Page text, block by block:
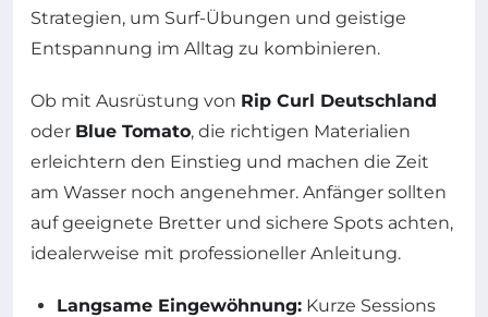
Strategien, um Surf-Übungen und geistige
Entspannung im Alltag zu kombinieren.
Ob mit Ausrüstung von Rip Curl Deutschland
oder Blue Tomato, die richtigen Materialien
erleichtern den Einstieg und machen die Zeit
am Wasser noch angenehmer. Anfänger sollten
auf geeignete Bretter und sichere Spots achten,
idealerweise mit professioneller Anleitung.
Langsame Eingewöhnung: Kurze Sessions